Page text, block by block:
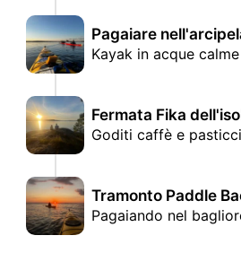
Pagaiare
Kayak in acque
Fermata Fika
Goditi caffè e
Tramonto Paddle
Pagaiando nel